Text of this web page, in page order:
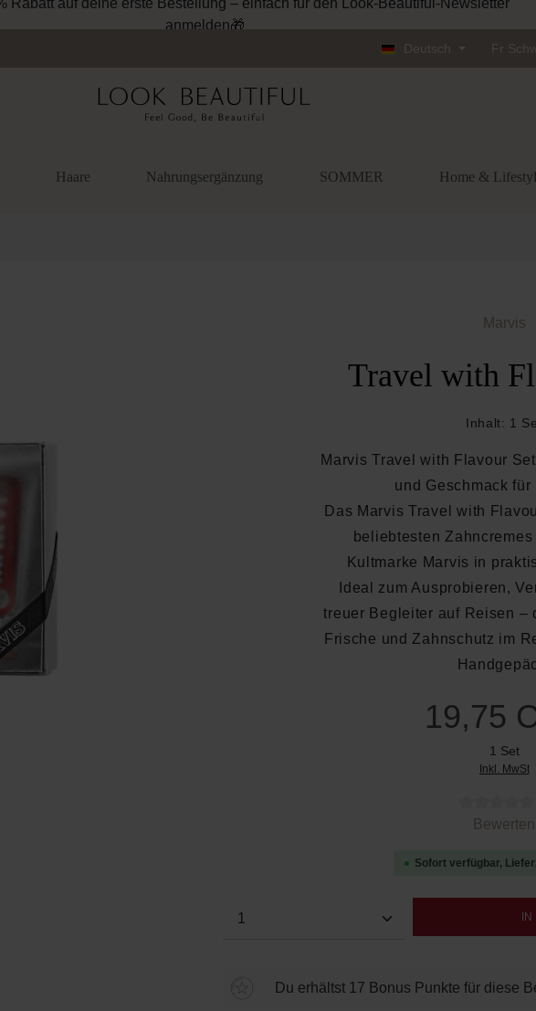
Rabatt auf deine erste Bestellung – einfach für den Look-Beautiful-Newsletter
anmelden🎁
Deutsch Fr
Haare Nahrungsergänzung SOMMER Home &
Marvis
Travel with
Inhalt: 1
Marvis Travel with Flavour
und Geschmack für
Das Marvis Travel with
beliebtesten
Kultmarke Marvis in
Ideal zum Ausprobieren,
treuer Begleiter auf Reisen –
Frische und Zahnschutz im
19,75
1 Set
Inkl. MwSt
Durchschnittliche Bewertung von 0 von 5 Sternen
Bewerten
Sofort verfügbar,
Produkt Anzahl: Gib den
Du erhältst 17 Bonus Punkte für diese